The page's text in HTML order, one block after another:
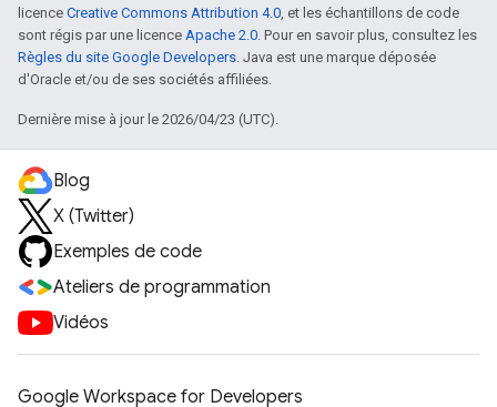
licence Creative Commons Attribution 4.0, et les échantillons de code
sont régis par une licence Apache 2.0. Pour en savoir plus, consultez les
Règles du site Google Developers. Java est une marque déposée
d'Oracle et/ou de ses sociétés affiliées.
Dernière mise à jour le 2026/04/23 (UTC).
Blog
X (Twitter)
Exemples de code
Ateliers de programmation
Vidéos
Google Workspace for Developers